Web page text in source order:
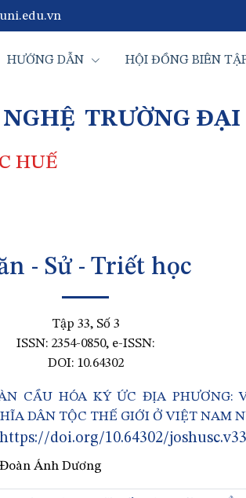
HƯỚNG DẪN HỘI ĐỒNG BIÊN
TRƯỜNG ĐẠI
HUẾ
- Sử - Triết học
Tập 33, Số 3
ISSN: 2354-0850, e-ISSN:
DOI: 10.64302
CẦU HÓA KÝ ỨC ĐỊA PHƯƠNG:
DÂN TỘC THẾ GIỚI Ở VIỆT NAM
https://doi.org/10.64302/
Đoàn Ánh Dương